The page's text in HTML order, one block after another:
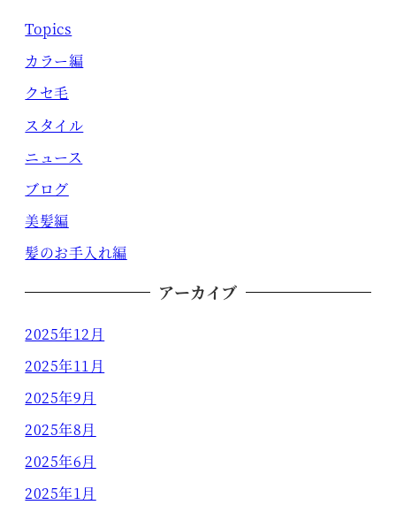
Topics
カラー編
クセ毛
スタイル
ニュース
ブログ
美髪編
髪のお手入れ編
アーカイブ
2025年12月
2025年11月
2025年9月
2025年8月
2025年6月
2025年1月